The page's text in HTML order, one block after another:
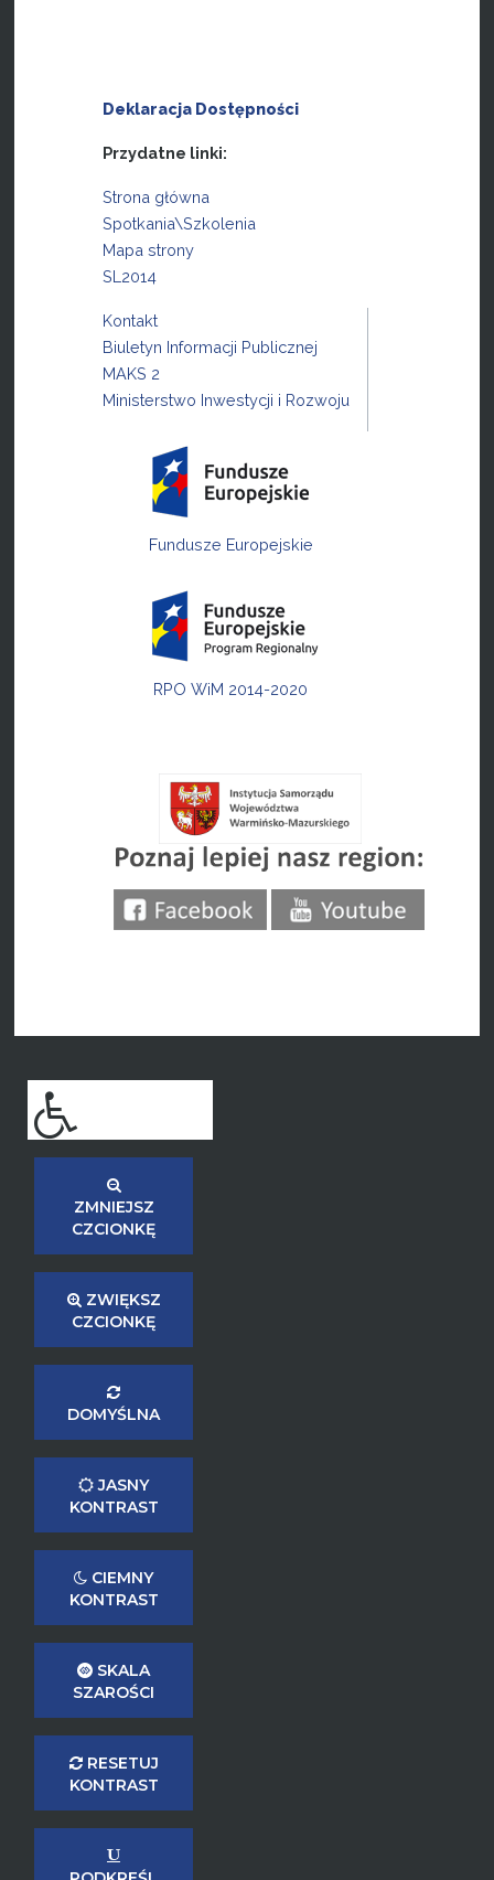
Deklaracja Dostępności
Przydatne linki:
Strona główna
Spotkania\Szkolenia
Mapa strony
SL2014
Kontakt
Biuletyn Informacji Publicznej
MAKS 2
Ministerstwo Inwestycji i Rozwoju
Fundusze Europejskie
RPO WiM 2014-2020
ZMNIEJSZ
CZCIONKĘ
ZWIĘKSZ
CZCIONKĘ
DOMYŚLNA
JASNY
KONTRAST
CIEMNY
KONTRAST
SKALA
SZAROŚCI
RESETUJ
KONTRAST